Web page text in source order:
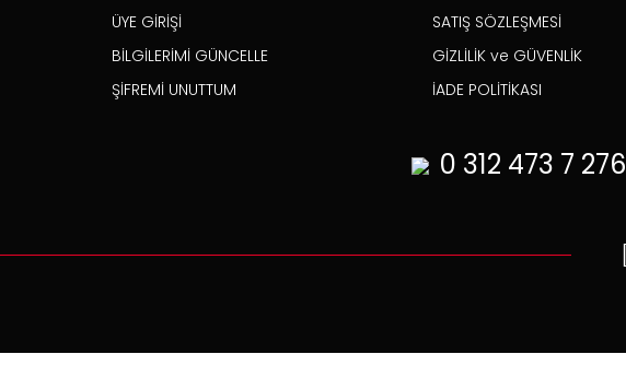
ÜYE GİRİŞİ
BİLGİLERİMİ GÜNCELLE
ŞİFREMİ UNUTTUM
SATIŞ SÖZLEŞMESİ
GİZLİLİK ve GÜVENLİK
İADE POLİTİKASI
0 312 473 7 276